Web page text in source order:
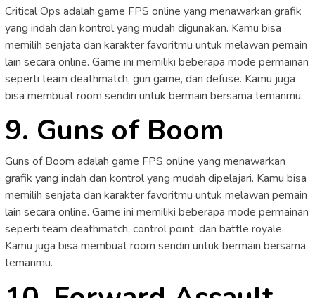
Critical Ops adalah game FPS online yang menawarkan grafik
yang indah dan kontrol yang mudah digunakan. Kamu bisa
memilih senjata dan karakter favoritmu untuk melawan pemain
lain secara online. Game ini memiliki beberapa mode permainan
seperti team deathmatch, gun game, dan defuse. Kamu juga
bisa membuat room sendiri untuk bermain bersama temanmu.
9. Guns of Boom
Guns of Boom adalah game FPS online yang menawarkan
grafik yang indah dan kontrol yang mudah dipelajari. Kamu bisa
memilih senjata dan karakter favoritmu untuk melawan pemain
lain secara online. Game ini memiliki beberapa mode permainan
seperti team deathmatch, control point, dan battle royale.
Kamu juga bisa membuat room sendiri untuk bermain bersama
temanmu.